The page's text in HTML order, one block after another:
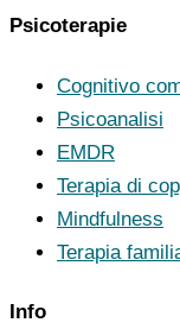
Psicoterapie
Cognitivo
Psicoanalisi
EMDR
Terapia di
Mindfulness
Terapia
Info